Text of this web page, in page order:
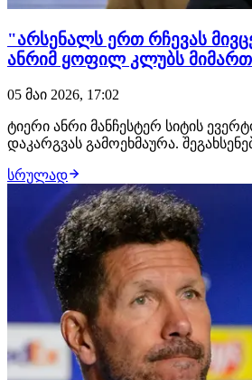
"არსენალს ერთ რჩევას
ანრიმ ყოფილ კლუბს
05 მაი 2026, 17:02
ტიერი ანრი მანჩესტერ სიტის
დაკარგვას გამოეხმაურა.
ფრანგი ექს-ფორვარდის თქმით,
ჩემპიონობა რეალურია ისე,
რადგან ყველაფერი ახლა სწორედ
"ნამდვილად ვერ…
სრულად